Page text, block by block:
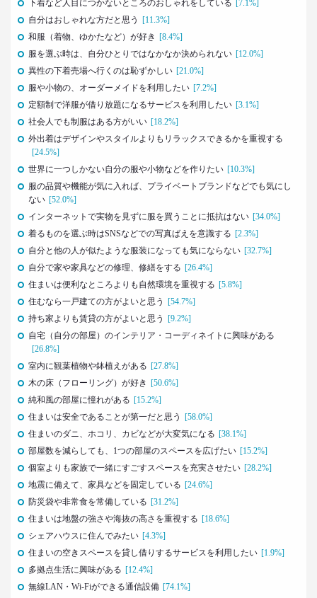
日本人男性の｢寿司･ラーメン離れ｣
意外な実態
生活総研 上席研究員/コピーライター
三矢正浩
2019.02.27
｢無趣味になっていく日本人｣の実態と背景事情
生活総研 上席研究員
三矢正浩
2019.01.16
それでも｢現金派｣という男女3人が語る理由
生活総研 上席研究員
三矢正浩
2018.11.20
一人立ち食いそばが平気な女性が増えたワケ
生活総研 上席研究員
博報堂 第一プラニング局
崔 喜景
2017.12.20
「答えを探さない」という使い方。
博報堂 第三プラニング局
2017.06.12
｢もう欲しいモノなんてないよね～｣
って本当か？
博報堂買物研究所 上席研究員
下着など人目につかないところのおしゃれをしている [7.1%]
自分はおしゃれな方だと思う
[11.3%]
和服（着物、ゆかたなど）が好き [8.4%]
服を選ぶ時は、自分ひとりではなかなか決められない [12.0%]
異性の下着売場へ行くのは恥ずかしい [21.0%]
服や小物の、オーダーメイドを利用したい [7.2%]
定額制で洋服が借り放題になるサービスを利用したい [3.1%]
社会人でも制服はある方がいい [18.2%]
外出着はデザインやスタイルよりもリラックスできるかを重視する
[24.5%]
世界に一つしかない自分の服や小物などを作りたい [10.3%]
服の品質や機能が気に入れば、プライベートブランドなどでも気にし
ない [52.0%]
インターネットで実物を見ずに服を買うことに抵抗はない [34.0%]
着るものを選ぶ時はSNSなどでの写真ばえを意識する [2.3%]
自分と他の人が似たような服装になっても気にならない [32.7%]
自分で家や家具などの修理、修繕をする [26.4%]
住まいは便利なところよりも自然環境を重視する [5.8%]
住むなら一戸建ての方がよいと思う
[54.7%]
持ち家よりも賃貸の方がよいと思う
[9.2%]
自宅（自分の部屋）のインテリア・コーディネイトに興味がある
[26.8%]
室内に観葉植物や鉢植えがある [27.8%]
木の床（フローリング）が好き [50.6%]
純和風の部屋に憧れがある [15.2%]
住まいは安全であることが第一だと思う
[58.0%]
住まいのダニ、ホコリ、カビなどが大変気になる [38.1%]
部屋数を減らしても、1つの部屋のスペースを広げたい [15.2%]
個室よりも家族で一緒にすごすスペースを充実させたい [28.2%]
地震に備えて、家具などを固定している [24.6%]
防災袋や非常食を常備している [31.2%]
住まいは地盤の強さや海抜の高さを重視する [18.6%]
シェアハウスに住んでみたい [4.3%]
住まいの空きスペースを貸し借りするサービスを利用したい [1.9%]
多拠点生活に興味がある [12.4%]
無線LAN・Wi-Fiができる通信設備 [74.1%]